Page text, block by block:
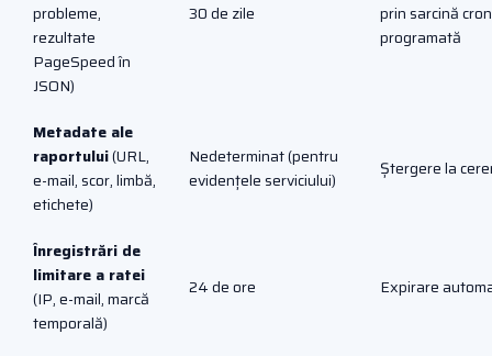
probleme,
rezultate
PageSpeed în
JSON)
30 de zile
prin sarcină cron
programată
Metadate ale
raportului(URL,
e-mail, scor, limbă,
etichete)
Nedeterminat (pentru
evidențele serviciului)
Ștergere la
Înregistrări de
limitare a ratei
(IP, e-mail, marcă
temporală)
24 de ore Expirare